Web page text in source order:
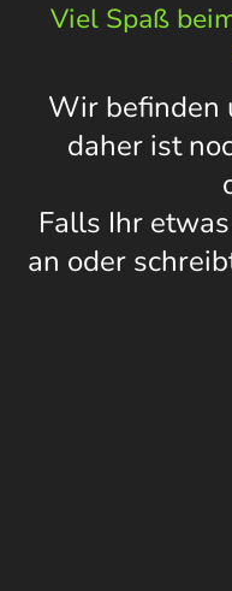
Viel Spaß
Wir befinden
daher ist
Falls Ihr
an oder